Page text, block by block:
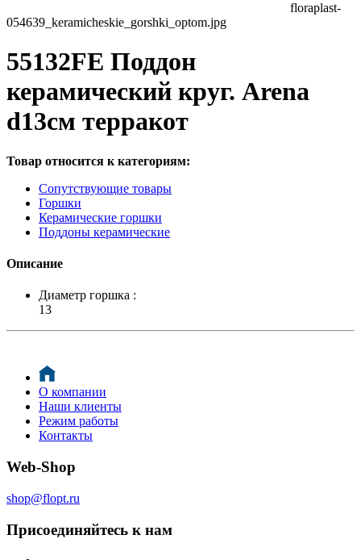
floraplast-
054639_keramicheskie_gorshki_optom.jpg
55132FE Поддон
керамический круг. Arena
d13см терракот
Товар относится к категориям:
Сопутствующие товары
Горшки
Керамические горшки
Поддоны керамические
Описание
Диаметр горшка :
13
О компании
Наши клиенты
Режим работы
Контакты
Web-Shop
shop@flopt.ru
Присоединяйтесь к нам